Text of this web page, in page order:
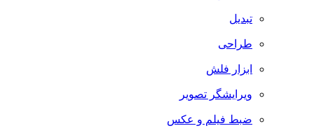
تبدیل
طراحی
ابزار فلش
ویرایشگر تصویر
ضبط فيلم و عكس